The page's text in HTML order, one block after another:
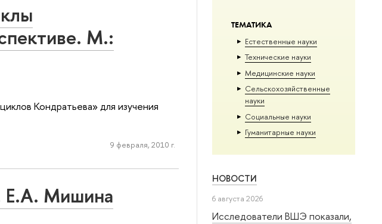
ТЕМАТИКА
Естественные науки
Тех­ничес­кие науки
Медицинские науки
Сельскохозяйственные
науки
Социальные науки
Гуманитарные науки
НОВОСТИ
6 августа 2026
Исследователи ВШЭ показали,
М.:
Кондратьева» для изучения
9 февраля, 2010 г.
Е.А. Мишина